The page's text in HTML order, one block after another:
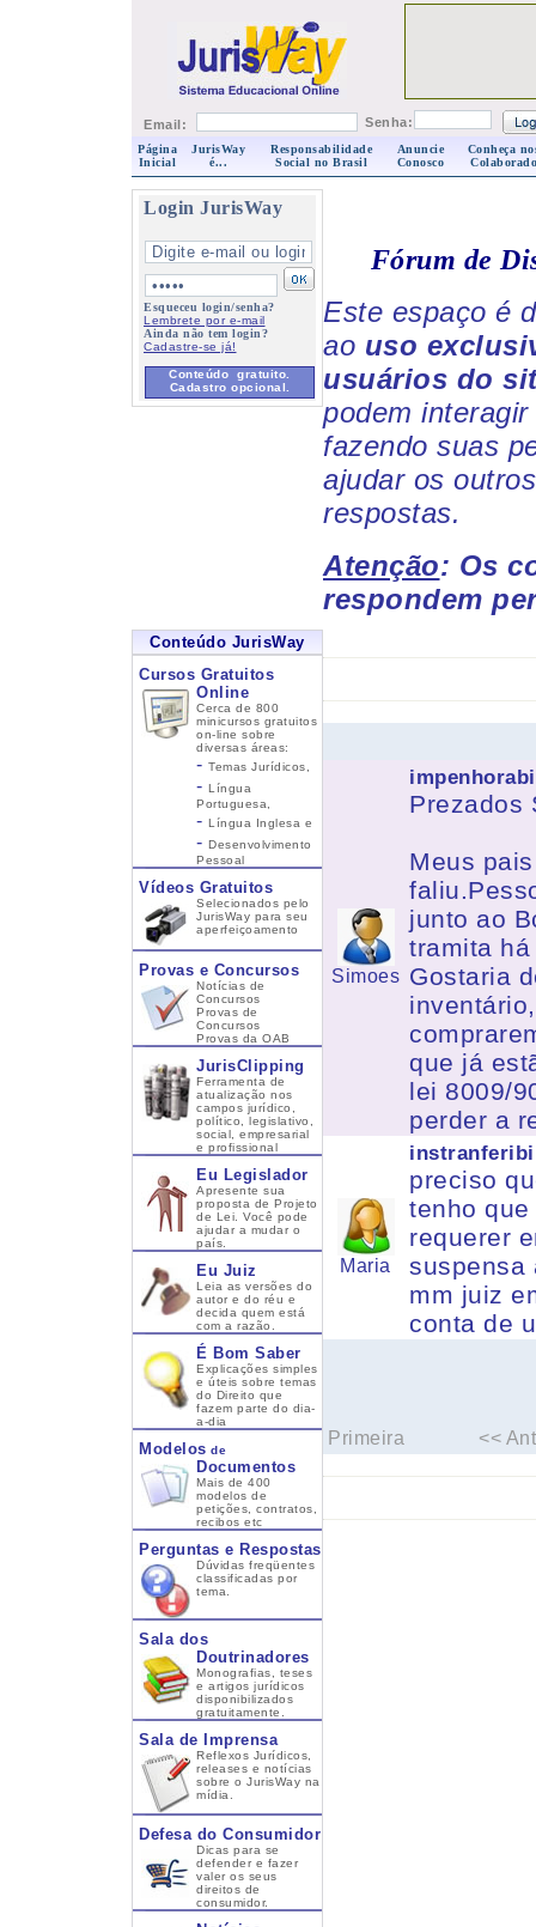
Email: Senha:
Página
Inicial
JurisWay
é...
Responsabilidade
Social no Brasil
Anuncie
Conosco
Conheça
Login JurisWay
Esqueceu login/senha?
Lembrete por e-mail
Ainda não tem login?
Cadastre-se já!
Conteúdo gratuito.
Cadastro opcional.
Conteúdo JurisWay
Cursos Gratuitos
Online
Cerca de 800
minicursos gratuitos
on-line sobre
diversas áreas:
- Temas Jurídicos,
- Língua
Portuguesa,
- Língua Inglesa e
- Desenvolvimento
Pessoal
Vídeos Gratuitos
Selecionados pelo
JurisWay para seu
aperfeiçoamento
Provas e Concursos
Notícias de
Concursos
Provas de
Concursos
Provas da OAB
JurisClipping
Ferramenta de
atualização nos
campos jurídico,
político, legislativo,
social, empresarial
e profissional
Eu Legislador
Apresente sua
proposta de Projeto
de Lei. Você pode
ajudar a mudar o
país.
Eu Juiz
Leia as versões do
autor e do réu e
decida quem está
com a razão.
É Bom Saber
Explicações simples
e úteis sobre temas
do Direito que
fazem parte do dia-
a-dia
Modelos de
Documentos
Mais de 400
modelos de
petições, contratos,
recibos etc
Perguntas e Respostas
Dúvidas freqüentes
classificadas por
tema.
Sala dos
Doutrinadores
Monografias, teses
e artigos jurídicos
disponibilizados
gratuitamente.
Sala de Imprensa
Reflexos Jurídicos,
releases e notícias
sobre o JurisWay na
mídia.
Defesa do Consumidor
Dicas para se
defender e fazer
valer os seus
direitos de
consumidor.
Fórum de
Este espaço é
ao uso
usuários do
podem
fazendo suas
ajudar os
respostas.
Atenção: Os
respondem
Simoes
Prezados
Meus
junto ao
tramita
Gostaria
que já
lei 8009/
perder a
Maria
preciso
tenho
requerer
suspensa
mm juiz
conta de
Primeira <<